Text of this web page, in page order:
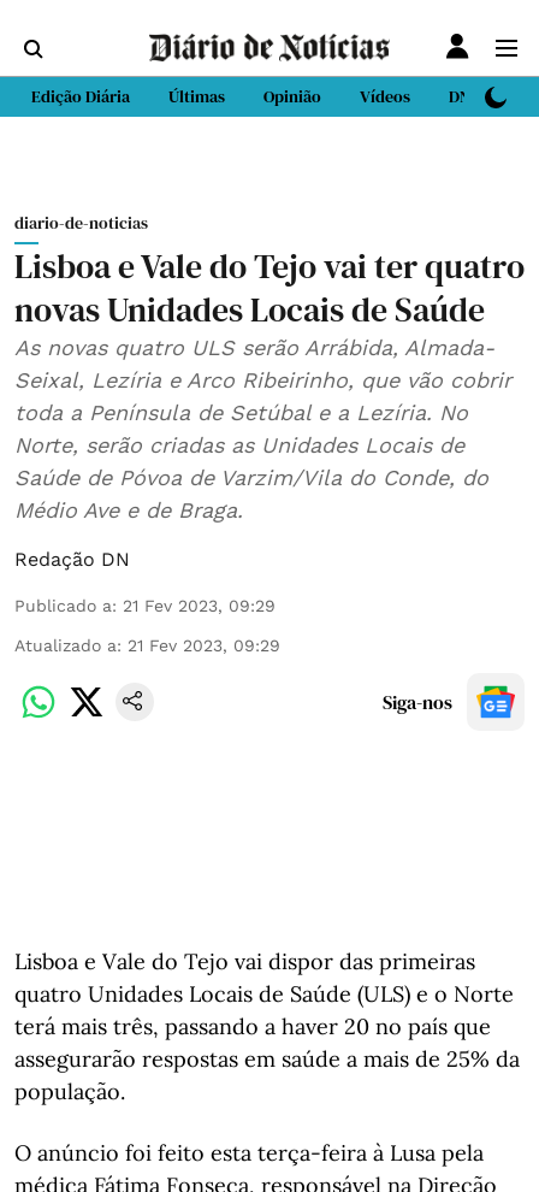
Edição Diária Últimas Opinião Vídeos DN Sport
diario-de-noticias
Lisboa e Vale do Tejo vai ter quatro
novas Unidades Locais de Saúde
As novas quatro ULS serão Arrábida, Almada-
Seixal, Lezíria e Arco Ribeirinho, que vão cobrir
toda a Península de Setúbal e a Lezíria. No
Norte, serão criadas as Unidades Locais de
Saúde de Póvoa de Varzim/Vila do Conde, do
Médio Ave e de Braga.
Redação DN
Publicado a: 21 Fev 2023, 09:29
Atualizado a: 21 Fev 2023, 09:29
Siga-nos
Lisboa e Vale do Tejo vai dispor das primeiras
quatro Unidades Locais de Saúde (ULS) e o Norte
terá mais três, passando a haver 20 no país que
assegurarão respostas em saúde a mais de 25% da
população.
O anúncio foi feito esta terça-feira à Lusa pela
médica Fátima Fonseca, responsável na Direção